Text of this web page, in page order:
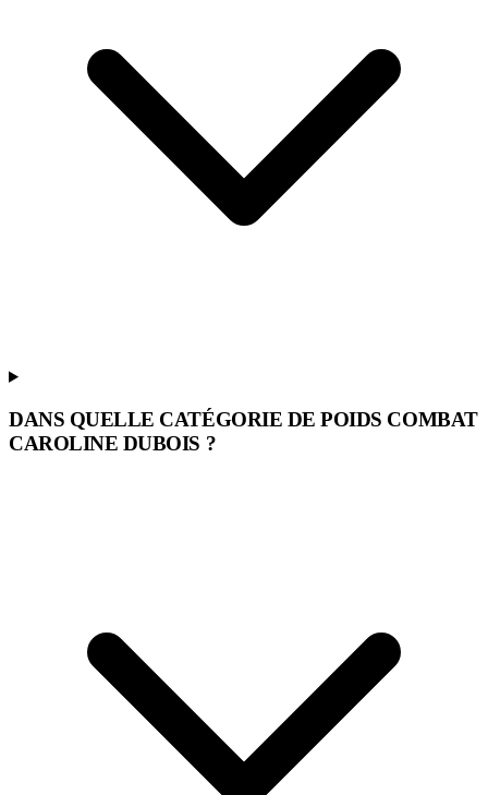
DANS QUELLE CATÉGORIE DE POIDS COMBAT
CAROLINE DUBOIS ?